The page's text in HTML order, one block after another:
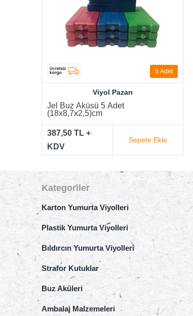
10 Adet
Viyol Pazarı
Jel Buz Aküsü 10 Adet
(18x8,7x2,5)cm
500,00 TL +
KDV
Sepete Ekle
Kategoriler
Karton Yumurta Viyolleri
Plastik Yumurta Viyolleri
Bıldırcın Yumurta Viyolleri
Strafor Kutuklar
Buz Aküleri
Ambalaj Malzemeleri